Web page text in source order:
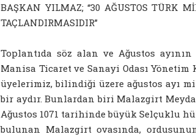
BAŞKAN YILMAZ; “30 AĞUSTOS TÜRK
TAÇLANDIRMASIDIR”
Toplantıda söz alan ve Ağustos
Manisa Ticaret ve Sanayi Odası Yönetim
üyelerimiz, bilindiği üzere ağustos ayı
bir aydır. Bunlardan biri Malazgirt
Ağustos 1071 tarihinde büyük Selçuklu
bulunan Malazgirt ovasında,